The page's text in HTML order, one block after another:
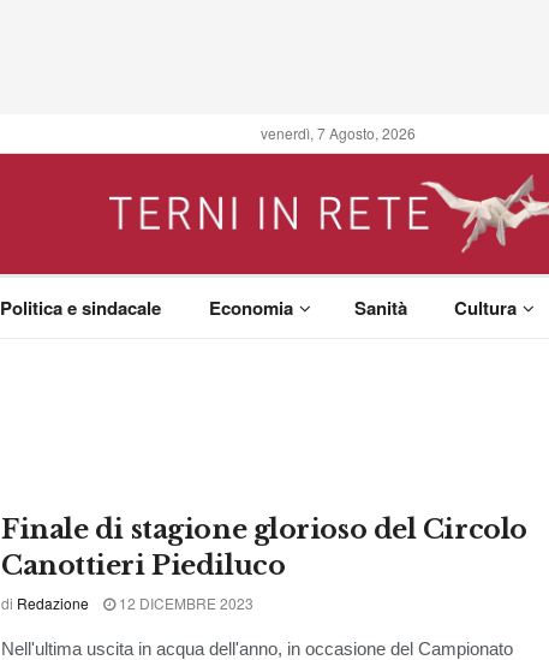
venerdì, 7 Agosto, 2026
Politica e sindacale Economia Sanità Cultura
Finale di stagione glorioso del Circolo
Canottieri Piediluco
di Redazione 12 DICEMBRE 2023
Nell'ultima uscita in acqua dell'anno, in occasione del Campionato